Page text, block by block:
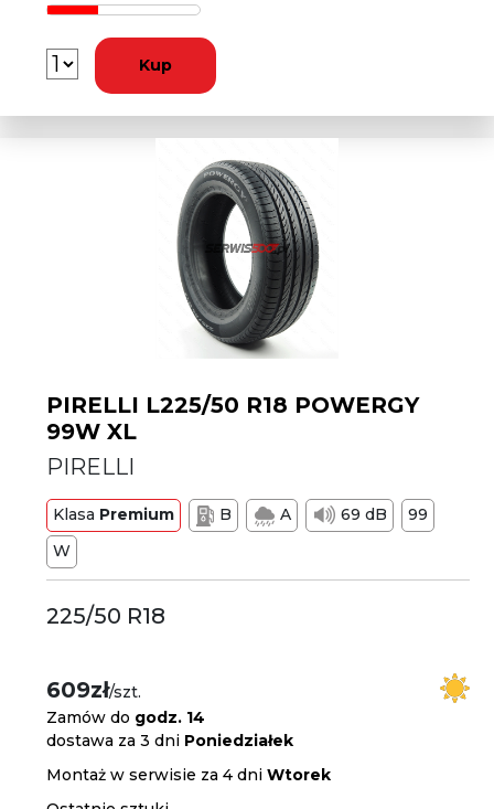
Kup
PIRELLI L225/50 R18 POWERGY
99W XL
PIRELLI
Klasa Premium B A 69 dB
99
W
225/50 R18
609zł/szt.
Zamów do godz. 14
dostawa za 3 dni Poniedziałek
Montaż w serwisie za 4 dniWtorek